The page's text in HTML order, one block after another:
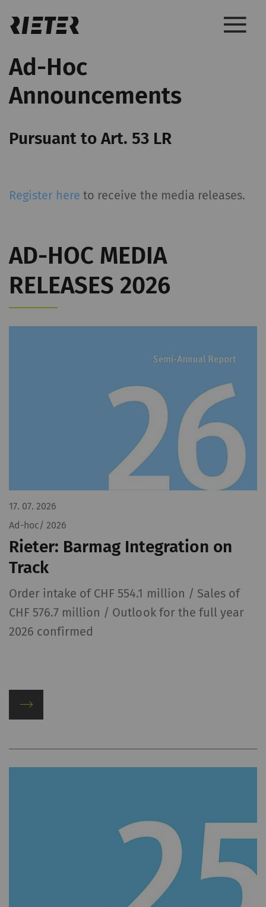
Ad-Hoc
Announcements
Pursuant to Art. 53 LR
Register here to receive the media releases.
AD-HOC MEDIA
RELEASES 2026
17. 07. 2026
Ad-hoc/ 2026
Rieter: Barmag Integration on
Track
Order intake of CHF 554.1 million / Sales of
CHF 576.7 million / Outlook for the full year
2026 confirmed